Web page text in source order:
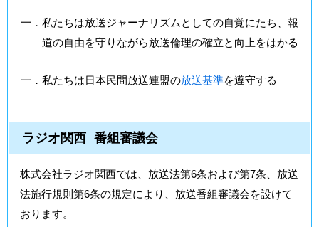
一．私たちは放送ジャーナリズムとしての自覚にたち、報
道の自由を守りながら放送倫理の確立と向上をはかる
一．私たちは日本民間放送連盟の放送基準を遵守する
ラジオ関西 番組審議会
株式会社ラジオ関西では、放送法第6条および第7条、放送
法施行規則第6条の規定により、放送番組審議会を設けて
おります。